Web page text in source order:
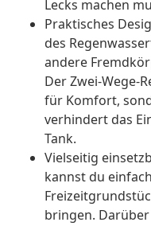
Lecks machen
Praktisches
des
andere
Der Zwei-Wege-
für Komfort,
verhindert das
Tank.
Vielseitig
kannst du
bringen.